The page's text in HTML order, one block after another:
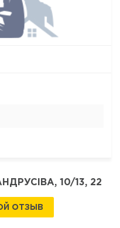
10/13, 22
ОТЗЫВ